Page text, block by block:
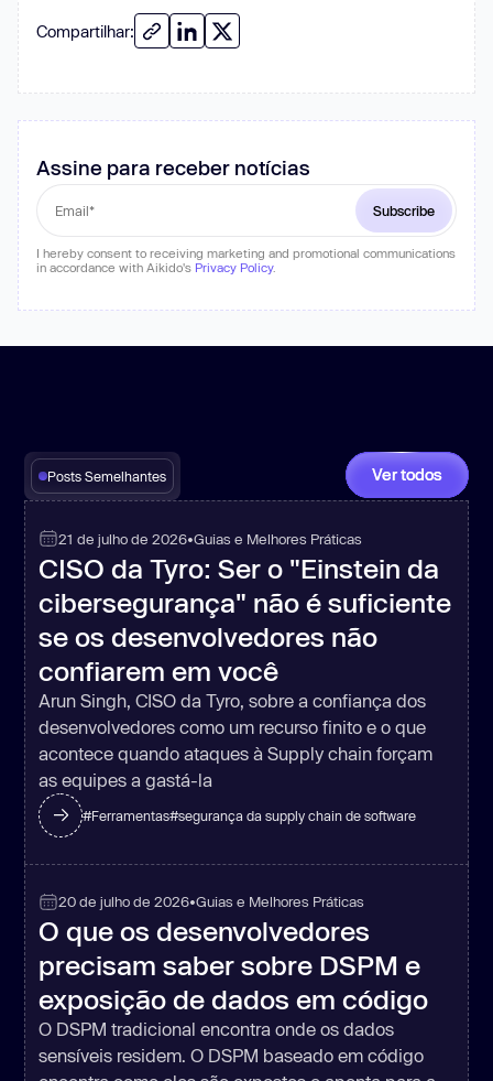
Compartilhar:
Assine para receber notícias
I hereby consent to receiving marketing and promotional communications
in accordance with Aikido's Privacy Policy.
Posts Semelhantes Ver todos
21 de julho de 2026•Guias e Melhores Práticas
CISO da Tyro: Ser o "Einstein da
cibersegurança" não é suficiente
se os desenvolvedores não
confiarem em você
Arun Singh, CISO da Tyro, sobre a confiança dos
desenvolvedores como um recurso finito e o que
acontece quando ataques à Supply chain forçam
as equipes a gastá-la
#Ferramentas#segurança da supply chain de software
20 de julho de 2026•Guias e Melhores Práticas
O que os desenvolvedores
precisam saber sobre DSPM e
exposição de dados em código
O DSPM tradicional encontra onde os dados
sensíveis residem. O DSPM baseado em código